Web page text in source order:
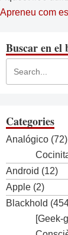
Apreneu com
Buscar en el
Categories
Analógico (72)
Android (12)
Apple (2)
Blackhold
[Geek-